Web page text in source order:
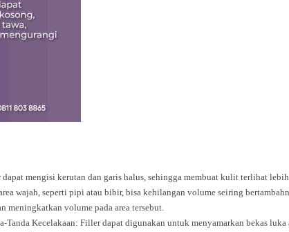
mengisi kerutan dan garis halus, sehingga membuat kulit terlihat lebih
wajah, seperti pipi atau bibir, bisa kehilangan volume seiring
meningkatkan volume pada area tersebut.
Tanda Kecelakaan: Filler dapat digunakan untuk menyamarkan bekas luka